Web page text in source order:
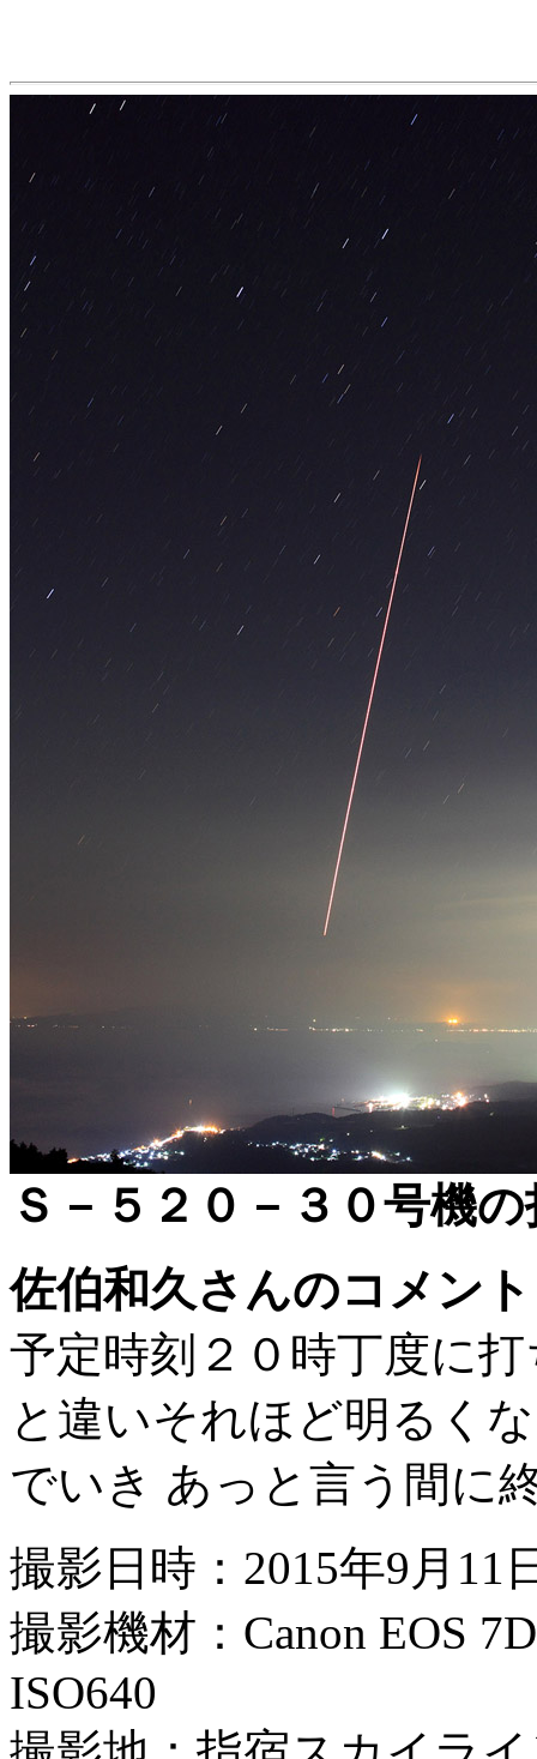
Ｓ－５２０－３０号機
佐伯和久さんのコメン
予定時刻２０時丁度に
と違いそれほど明るく
でいき あっと言う間に
撮影日時：2015年9月11
撮影機材：Canon EOS
ISO640